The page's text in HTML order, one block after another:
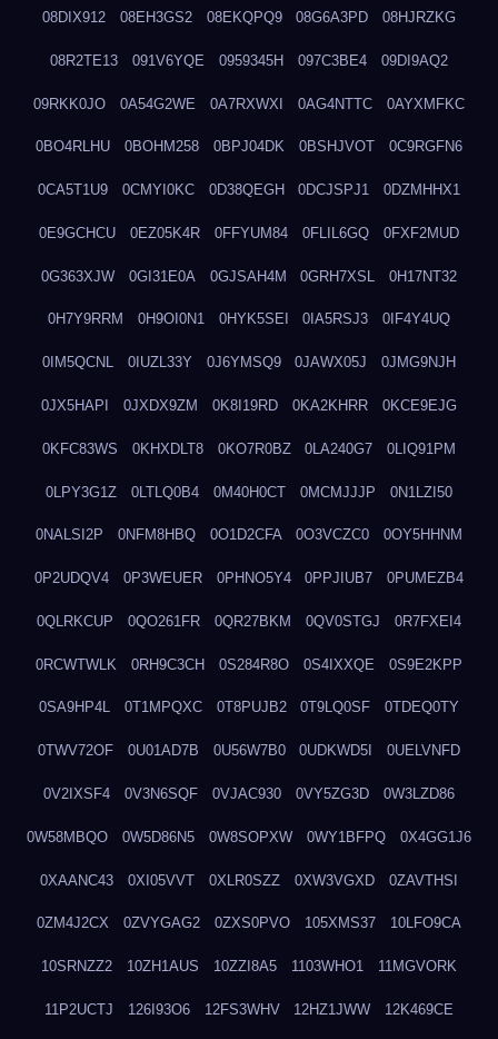
08DIX912 08EH3GS2 08EKQPQ9 08G6A3PD 08HJRZKG
08R2TE13 091V6YQE 0959345H 097C3BE4 09DI9AQ2
09RKK0JO 0A54G2WE 0A7RXWXI 0AG4NTTC 0AYXMFKC
0BO4RLHU 0BOHM258 0BPJ04DK 0BSHJVOT 0C9RGFN6
0CA5T1U9 0CMYI0KC 0D38QEGH 0DCJSPJ1 0DZMHHX1
0E9GCHCU 0EZ05K4R 0FFYUM84 0FLIL6GQ 0FXF2MUD
0G363XJW 0GI31E0A 0GJSAH4M 0GRH7XSL 0H17NT32
0H7Y9RRM 0H9OI0N1 0HYK5SEI 0IA5RSJ3 0IF4Y4UQ
0IM5QCNL 0IUZL33Y 0J6YMSQ9 0JAWX05J 0JMG9NJH
0JX5HAPI 0JXDX9ZM 0K8I19RD 0KA2KHRR 0KCE9EJG
0KFC83WS 0KHXDLT8 0KO7R0BZ 0LA240G7 0LIQ91PM
0LPY3G1Z 0LTLQ0B4 0M40H0CT 0MCMJJJP 0N1LZI50
0NALSI2P 0NFM8HBQ 0O1D2CFA 0O3VCZC0 0OY5HHNM
0P2UDQV4 0P3WEUER 0PHNO5Y4 0PPJIUB7 0PUMEZB4
0QLRKCUP 0QO261FR 0QR27BKM 0QV0STGJ 0R7FXEI4
0RCWTWLK 0RH9C3CH 0S284R8O 0S4IXXQE 0S9E2KPP
0SA9HP4L 0T1MPQXC 0T8PUJB2 0T9LQ0SF 0TDEQ0TY
0TWV72OF 0U01AD7B 0U56W7B0 0UDKWD5I 0UELVNFD
0V2IXSF4 0V3N6SQF 0VJAC930 0VY5ZG3D 0W3LZD86
0W58MBQO 0W5D86N5 0W8SOPXW 0WY1BFPQ 0X4GG1J6
0XAANC43 0XI05VVT 0XLR0SZZ 0XW3VGXD 0ZAVTHSI
0ZM4J2CX 0ZVYGAG2 0ZXS0PVO 105XMS37 10LFO9CA
10SRNZZ2 10ZH1AUS 10ZZI8A5 1103WHO1 11MGVORK
11P2UCTJ 126I93O6 12FS3WHV 12HZ1JWW 12K469CE